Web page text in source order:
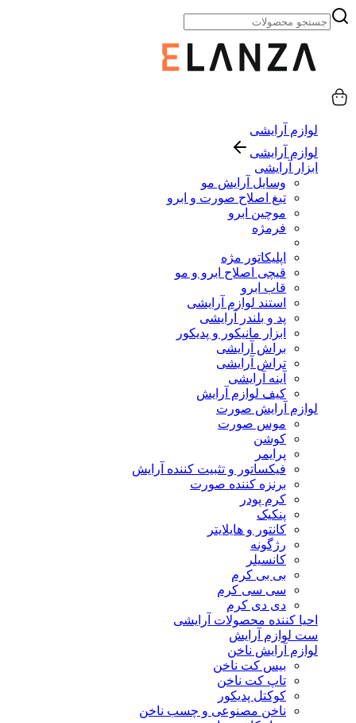
لوازم آرایشی
لوازم آرایشی
ابزار آرایشی
وسایل آرایش مو
تیغ اصلاح صورت و ابرو
موچین ابرو
فرمژه
اپلیکاتور مژه
قیچی اصلاح ابرو و مو
قاب ابرو
استند لوازم آرایشی
پد و بلندر آرایشی
ابزار مانیکور و پدیکور
براش آرایشی
تراش آرایشی
آینه آرایشی
کیف لوازم آرایش
لوازم آرایش صورت
موس صورت
کوشن
پرایمر
فیکساتور و تثبیت کننده آرایش
برنزه کننده صورت
کرم پودر
پنکیک
کانتور و هایلایتر
رژگونه
کانسیلر
بی بی کرم
سی سی کرم
دی دی کرم
احیا کننده محصولات آرایشی
ست لوازم آرایش
لوازم آرایش ناخن
بیس کت ناخن
تاپ کت ناخن
کوکتل پدیکور
ناخن مصنوعی و چسب ناخن